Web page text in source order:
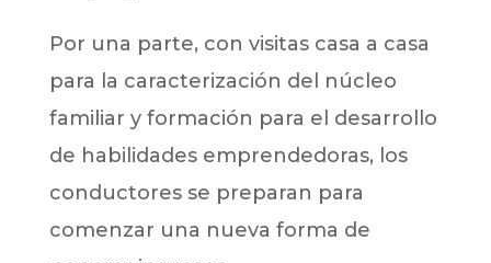
Por una parte, con visitas casa a casa
para la caracterización del núcleo
familiar y formación para el desarrollo
de habilidades emprendedoras, los
conductores se preparan para
comenzar una nueva forma de